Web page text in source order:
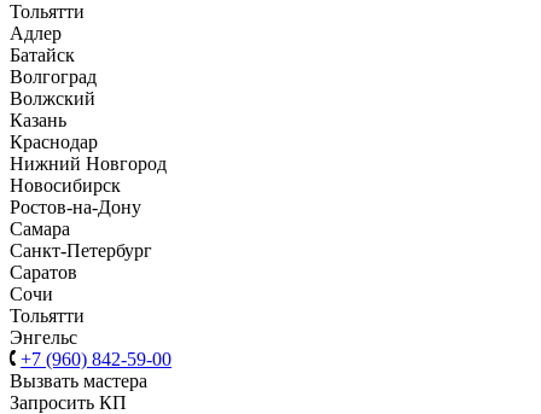
Тольятти
Адлер
Батайск
Волгоград
Волжский
Казань
Краснодар
Нижний Новгород
Новосибирск
Ростов-на-Дону
Самара
Санкт-Петербург
Саратов
Сочи
Тольятти
Энгельс
+7 (960) 842-59-00
Вызвать мастера
Запросить КП